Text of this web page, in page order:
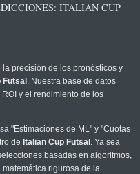
ITALIAN CUP
precisión de los pronósticos y
Futsal . Nuestra base de datos
y el rendimiento de los
"Estimaciones de ML" y "Cuotas
de Italian Cup Futsal . Ya sea
basadas en algoritmos,
rigurosa de la